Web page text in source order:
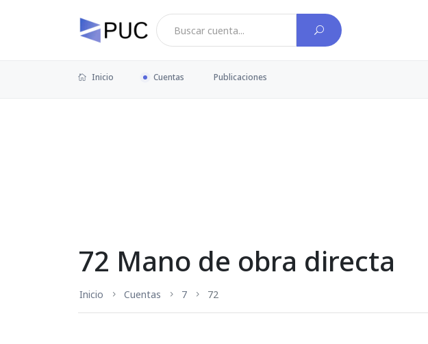
Inicio Cuentas Publicaciones
72 Mano de obra directa
Inicio Cuentas 7 72